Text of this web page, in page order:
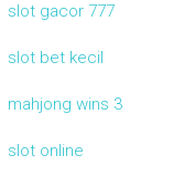
slot gacor 777
slot bet kecil
mahjong wins 3
slot online